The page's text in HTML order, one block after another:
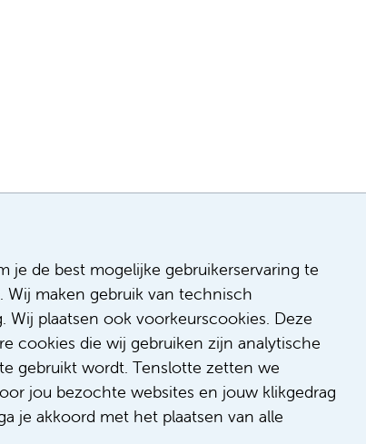
de best mogelijke gebruikerservaring te
Wij maken gebruik van technisch
plaatsen ook voorkeurscookies. Deze
cookies die wij gebruiken zijn analytische
gebruikt wordt. Tenslotte zetten we
jou bezochte websites en jouw klikgedrag
je akkoord met het plaatsen van alle